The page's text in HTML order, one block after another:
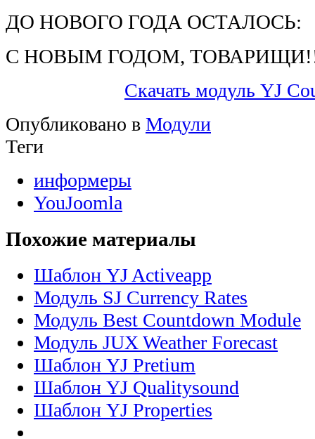
ДО НОВОГО ГОДА ОСТАЛОСЬ:
С НОВЫМ ГОДОМ,
Скачать модуль YJ
Опубликовано в Модули
Теги
информеры
YouJoomla
Похожие материалы
Шаблон YJ Activeapp
Модуль SJ Currency Rates
Модуль Best Countdown Module
Модуль JUX Weather Forecast
Шаблон YJ Pretium
Шаблон YJ Qualitysound
Шаблон YJ Properties